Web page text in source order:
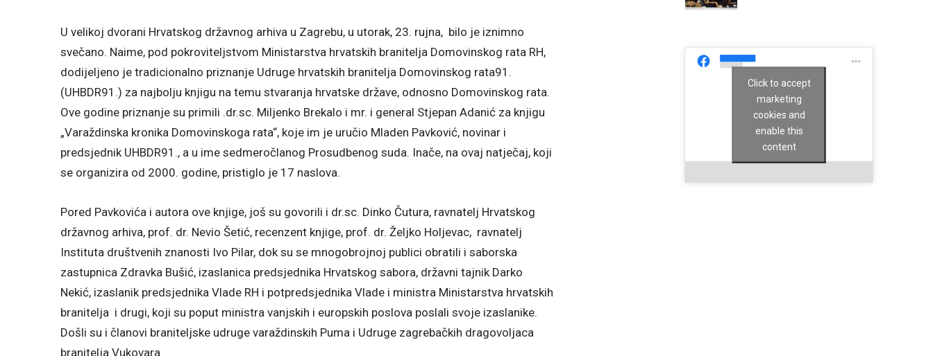
U velikoj dvorani Hrvatskog državnog arhiva u Zagrebu, u utorak, 23. rujna, bilo je iznimno
svečano. Naime, pod pokroviteljstvom Ministarstva hrvatskih branitelja Domovinskog rata RH,
dodijeljeno je tradicionalno priznanje Udruge hrvatskih branitelja Domovinskog rata91.
(UHBDR91.) za najbolju knjigu na temu stvaranja hrvatske države, odnosno Domovinskog rata.
Ove godine priznanje su primili .dr.sc. Miljenko Brekalo i mr. i general Stjepan Adanić za knjigu
„Varaždinska kronika Domovinskoga rata“, koje im je uručio Mladen Pavković, novinar i
predsjednik UHBDR91., a u ime sedmeročlanog Prosudbenog suda. Inače, na ovaj natječaj, koji
se organizira od 2000. godine, pristiglo je 17 naslova.
Pored Pavkovića i autora ove knjige, još su govorili i dr.sc. Dinko Čutura, ravnatelj Hrvatskog
državnog arhiva, prof. dr. Nevio Šetić, recenzent knjige, prof. dr. Željko Holjevac, ravnatelj
Instituta društvenih znanosti Ivo Pilar, dok su se mnogobrojnoj publici obratili i saborska
zastupnica Zdravka Bušić, izaslanica predsjednika Hrvatskog sabora, državni tajnik Darko
Nekić, izaslanik predsjednika Vlade RH i potpredsjednika Vlade i ministra Ministarstva hrvatskih
branitelja i drugi, koji su poput ministra vanjskih i europskih poslova poslali svoje izaslanike.
Došli su i članovi braniteljske udruge varaždinskih Puma i Udruge zagrebačkih dragovoljaca
branitelja Vukovara.
Click to accept
marketing
cookies and
enable this
content